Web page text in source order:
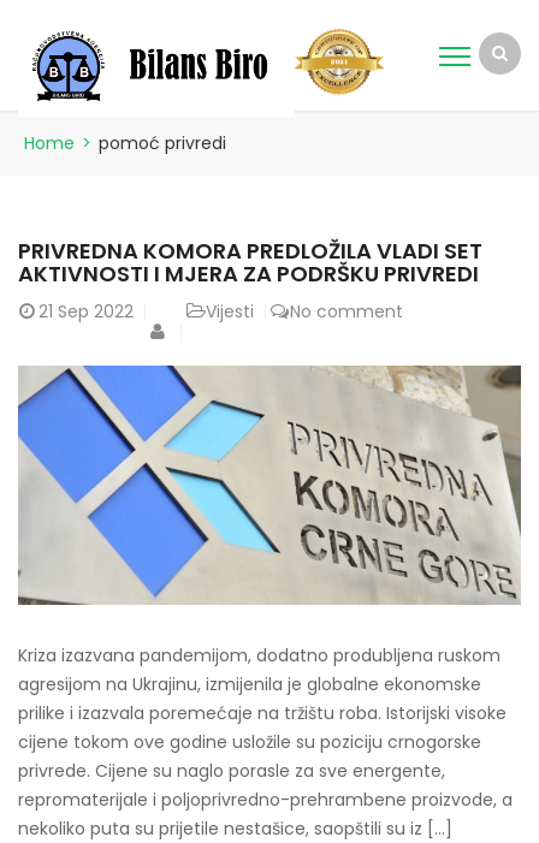
Home > pomoć privredi
PRIVREDNA KOMORA PREDLOŽILA VLADI SET
AKTIVNOSTI I MJERA ZA PODRŠKU PRIVREDI
21 Sep 2022 Vijesti No comment
Kriza izazvana pandemijom, dodatno produbljena ruskom
agresijom na Ukrajinu, izmijenila je globalne ekonomske
prilike i izazvala poremećaje na tržištu roba. Istorijski visoke
cijene tokom ove godine usložile su poziciju crnogorske
privrede. Cijene su naglo porasle za sve energente,
repromaterijale i poljoprivredno-prehrambene proizvode, a
nekoliko puta su prijetile nestašice, saopštili su iz […]